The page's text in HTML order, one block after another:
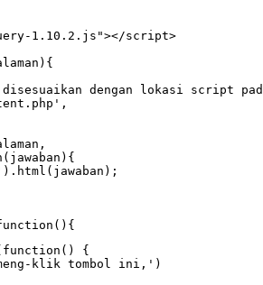
1.10.2.js"></script>
dengan lokasi script
{
klik tombol ini,')